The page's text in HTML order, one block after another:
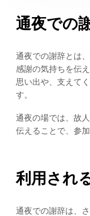
通夜での
通夜での謝辞とは
感謝の気持ちを伝
思い出や、支えて
す。
通夜の場では、故
伝えることで、参
利用され
通夜での謝辞は、